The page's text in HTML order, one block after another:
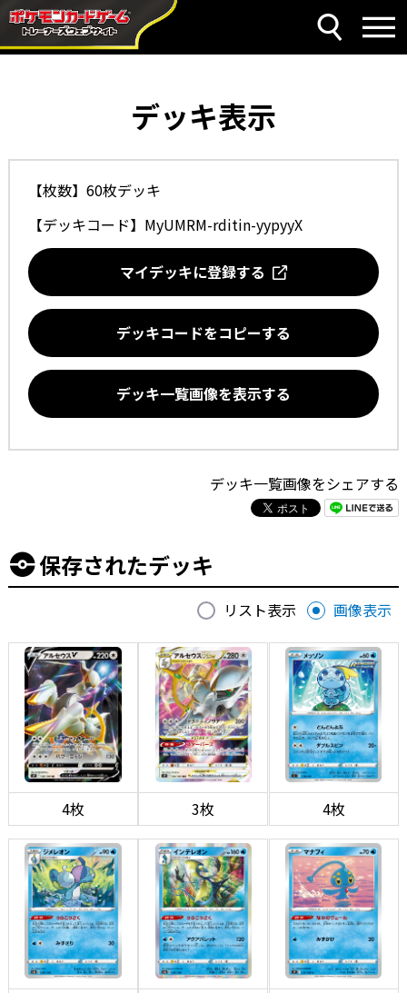
デッキ表示
【枚数】60枚デッキ
【デッキコード】 MyUMRM-rditin-yypyyX
マイデッキに登録する
デッキコードをコピーする
デッキ一覧画像を表示する
デッキ一覧画像をシェアする
保存されたデッキ
リスト表示 画像表示
4枚 3枚 4枚